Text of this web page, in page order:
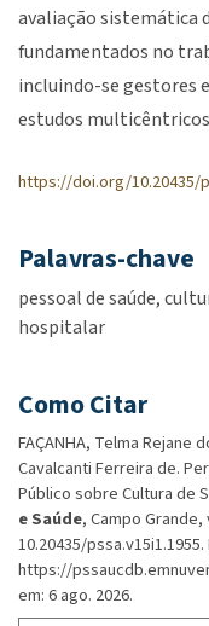
Palavras-chave
pessoal de saúde
hospitalar
Como Citar
FAÇANHA, Telma Rejane
Cavalcanti Ferreira de.
Público sobre Cultura de
e Saúde, Campo Grande,
10.20435/
https://
em: 6 ago. 2026.
avaliação sistemática
fundamentados no
incluindo-se gestores
estudos
https://doi.org/10.20435/